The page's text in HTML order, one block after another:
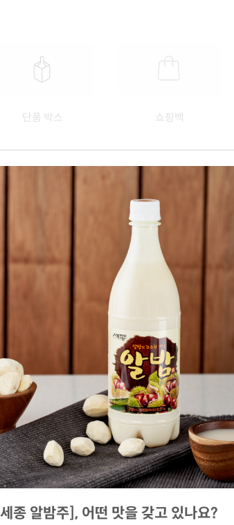
단품 박스 쇼핑백
[세종 알밤주], 어떤 맛을 갖고 있나요?